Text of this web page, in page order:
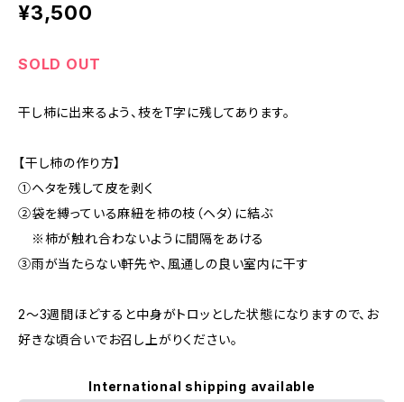
¥3,500
SOLD OUT
干し柿に出来るよう、枝をT字に残してあります。
【干し柿の作り方】
①ヘタを残して皮を剥く
②袋を縛っている麻紐を柿の枝（ヘタ）に結ぶ
※柿が触れ合わないように間隔をあける
③雨が当たらない軒先や、風通しの良い室内に干す
2〜3週間ほどすると中身がトロッとした状態になりますので、お
好きな頃合いでお召し上がりください。
International shipping available